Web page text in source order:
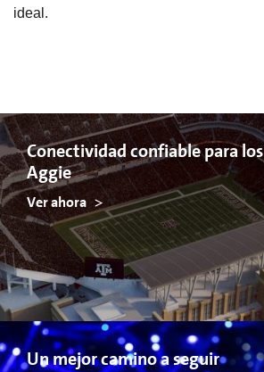
ideal.
Conectividad confiable para
Aggie
Ver ahora
Un mejor camino a seguir